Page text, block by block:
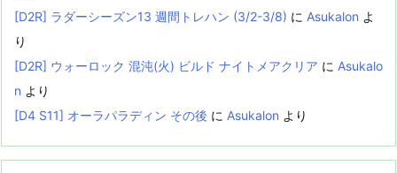
[D2R] ラダーシーズン13 週間トレハン (3/2-3/8) に Asukalon よ
り
[D2R] ウォーロック 混沌(火) ビルド ナイトメアクリア に Asukalo
n より
[D4 S11] オーラパラディン その後 に Asukalon より